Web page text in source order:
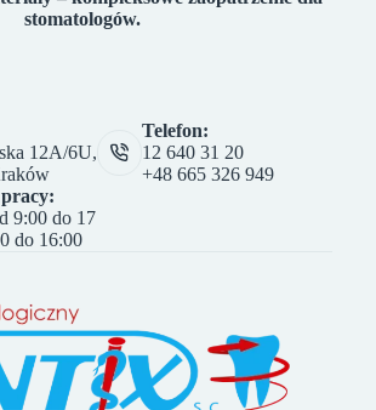
stomatologów.
12A/6U,
Telefon:
12 640 31 20
+48 665 326 949
9:00 do 17
do 16:00